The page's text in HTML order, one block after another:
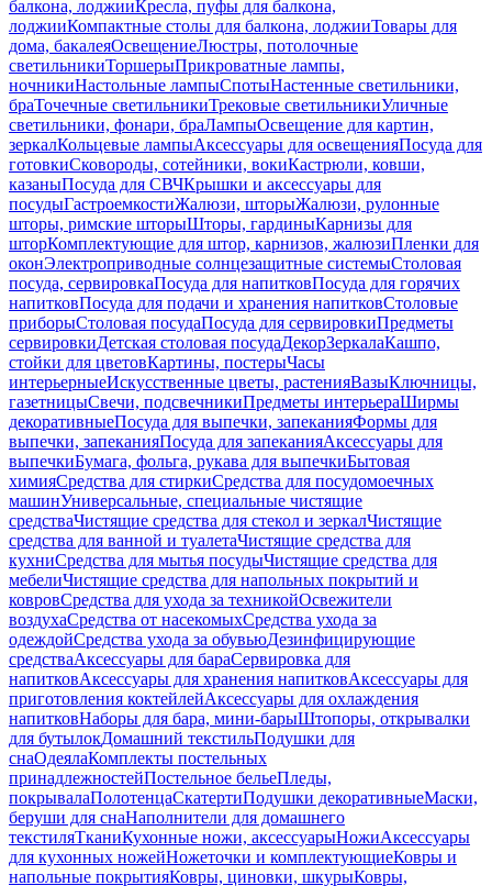
балкона, лоджииКресла, пуфы для балкона,
лоджииКомпактные столы для балкона, лоджииТовары для
дома, бакалеяОсвещениеЛюстры, потолочные
светильникиТоршерыПрикроватные лампы,
ночникиНастольные лампыСпотыНастенные светильники,
браТочечные светильникиТрековые светильникиУличные
светильники, фонари, браЛампыОсвещение для картин,
зеркалКольцевые лампыАксессуары для освещенияПосуда для
готовкиСковороды, сотейники, вокиКастрюли, ковши,
казаныПосуда для СВЧКрышки и аксессуары для
посудыГастроемкостиЖалюзи, шторыЖалюзи, рулонные
шторы, римские шторыШторы, гардиныКарнизы для
шторКомплектующие для штор, карнизов, жалюзиПленки для
оконЭлектроприводные солнцезащитные системыСтоловая
посуда, сервировкаПосуда для напитковПосуда для горячих
напитковПосуда для подачи и хранения напитковСтоловые
приборыСтоловая посудаПосуда для сервировкиПредметы
сервировкиДетская столовая посудаДекорЗеркалаКашпо,
стойки для цветовКартины, постерыЧасы
интерьерныеИскусственные цветы, растенияВазыКлючницы,
газетницыСвечи, подсвечникиПредметы интерьераШирмы
декоративныеПосуда для выпечки, запеканияФормы для
выпечки, запеканияПосуда для запеканияАксессуары для
выпечкиБумага, фольга, рукава для выпечкиБытовая
химияСредства для стиркиСредства для посудомоечных
машинУниверсальные, специальные чистящие
средстваЧистящие средства для стекол и зеркалЧистящие
средства для ванной и туалетаЧистящие средства для
кухниСредства для мытья посудыЧистящие средства для
мебелиЧистящие средства для напольных покрытий и
ковровСредства для ухода за техникойОсвежители
воздухаСредства от насекомыхСредства ухода за
одеждойСредства ухода за обувьюДезинфицирующие
средстваАксессуары для бараСервировка для
напитковАксессуары для хранения напитковАксессуары для
приготовления коктейлейАксессуары для охлаждения
напитковНаборы для бара, мини-барыШтопоры, открывалки
для бутылокДомашний текстильПодушки для
снаОдеялаКомплекты постельных
принадлежностейПостельное бельеПледы,
покрывалаПолотенцаСкатертиПодушки декоративныеМаски,
беруши для снаНаполнители для домашнего
текстиляТканиКухонные ножи, аксессуарыНожиАксессуары
для кухонных ножейНожеточки и комплектующиеКовры и
напольные покрытияКовры, циновки, шкурыКовры,